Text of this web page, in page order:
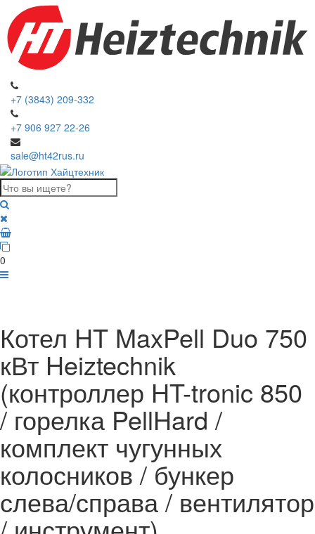
+7 (3843) 209-332
+7 906 927 22-26
sale@ht42rus.ru
0
Котел HT MaxPell Duo 750
кВт Heiztechnik
(контроллер HT-tronic 850
/ горелка PellHard /
комплект чугунных
колосников / бункер
слева/справа / вентилятор